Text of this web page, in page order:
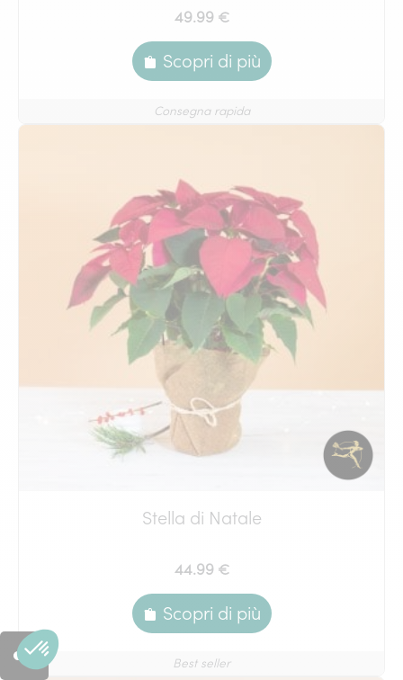
49.99 €
Scopri di più
Consegna rapida
Stella di Natale
44.99 €
Scopri di più
Best seller